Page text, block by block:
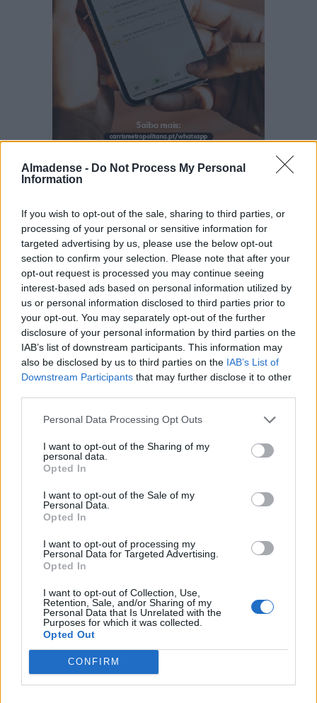
Almadense - Do Not Process My Personal
Information
If you wish to opt-out of the sale, sharing to third parties, or
processing of your personal or sensitive information for
targeted advertising by us, please use the below opt-out
section to confirm your selection. Please note that after your
opt-out request is processed you may continue seeing
interest-based ads based on personal information utilized by
us or personal information disclosed to third parties prior to
your opt-out. You may separately opt-out of the further
disclosure of your personal information by third parties on the
IAB’s list of downstream participants. This information may
also be disclosed by us to third parties on the IAB’s List of
Downstream Participants that may further disclose it to other
Personal Data Processing Opt Outs
I want to opt-out of the Sharing of my
personal data.
Opted In
I want to opt-out of the Sale of my
Personal Data.
Opted In
I want to opt-out of processing my
Personal Data for Targeted Advertising.
Opted In
I want to opt-out of Collection, Use,
Retention, Sale, and/or Sharing of my
Personal Data that Is Unrelated with the
Purposes for which it was collected.
Opted Out
CONFIRM
Abate de árvores na Costa da Caparica
indigna moradores: “Não percebemos
qual o critério”
6 de Agosto de 2026
Exposição de maquete inaugura
celebrações dos 60 anos da Ponte 25
de Abril
6 de Agosto de 2026
dádiva de sangue a 11 e 12 de agosto